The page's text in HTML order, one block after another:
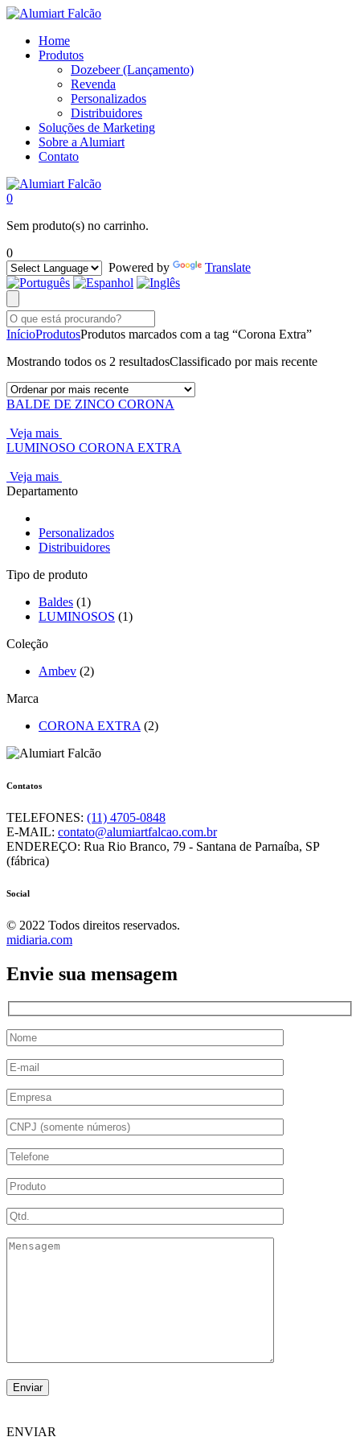
Home
Produtos
Dozebeer (Lançamento)
Revenda
Personalizados
Distribuidores
Soluções de Marketing
Sobre a Alumiart
Contato
0
Sem produto(s) no carrinho.
0
Powered by
Translate
InícioProdutosProdutos marcados com a tag “Corona Extra”
Mostrando todos os 2 resultadosClassificado por mais recente
BALDE DE ZINCO CORONA
Veja mais
LUMINOSO CORONA EXTRA
Veja mais
Departamento
Personalizados
Distribuidores
Tipo de produto
Baldes (1)
LUMINOSOS (1)
Coleção
Ambev (2)
Marca
CORONA EXTRA (2)
Contatos
TELEFONES: (11) 4705-0848
E-MAIL: contato@alumiartfalcao.com.br
ENDEREÇO: Rua Rio Branco, 79 - Santana de Parnaíba, SP
(fábrica)
Social
© 2022 Todos direitos reservados.
midiaria.com
Envie sua mensagem
ENVIAR